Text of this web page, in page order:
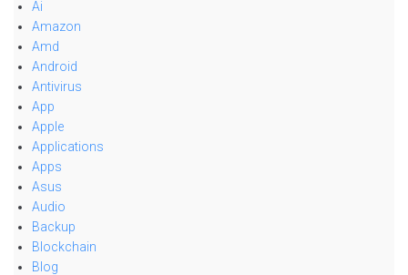
Ai
Amazon
Amd
Android
Antivirus
App
Apple
Applications
Apps
Asus
Audio
Backup
Blockchain
Blog